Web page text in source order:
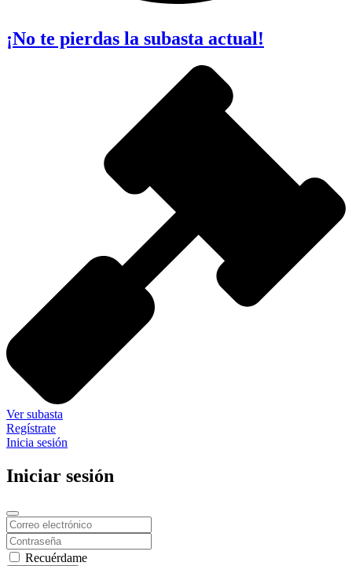
¡No te pierdas la subasta actual!
Ver subasta
Regístrate
Inicia sesión
Iniciar sesión
Recuérdame